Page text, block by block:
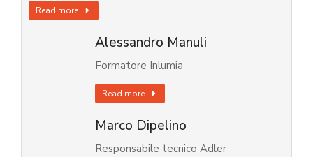
Read more
Alessandro Manuli
Formatore Inlumia
Read more
Marco Dipelino
Responsabile tecnico Adler